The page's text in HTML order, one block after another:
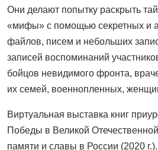
Они делают попытку раскрыть
«мифы» с помощью секретных и
файлов, писем и небольших
записей воспоминаний
бойцов невидимого фронта,
их семей, военнопленных,
Виртуальная выставка книг
Победы в Великой
памяти и славы в России (2020 г.).